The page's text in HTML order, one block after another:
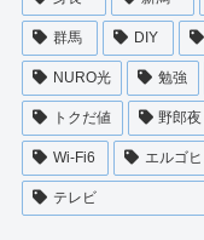
群馬 DIY
NURO光 勉強
トクだ値 野郎夜
Wi-Fi6 エルゴ
テレビ